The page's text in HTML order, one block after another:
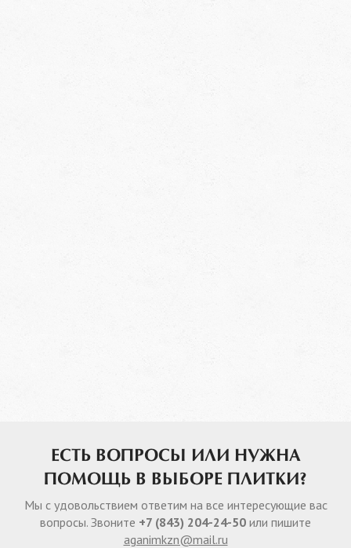
ЕСТЬ ВОПРОСЫ ИЛИ НУЖНА
ПОМОЩЬ В ВЫБОРЕ ПЛИТКИ?
Мы с удовольствием ответим на все интересующие вас
вопросы. Звоните +7 (843) 204-24-50 или пишите
aganimkzn@mail.ru